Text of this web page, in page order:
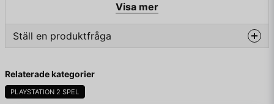
Long Horn
Highway Cat
Nippon Maru
Visa mer
Ställ en produktfråga
Fråga oss något om denna produkten...
Relaterade kategorier
PLAYSTATION 2 SPEL